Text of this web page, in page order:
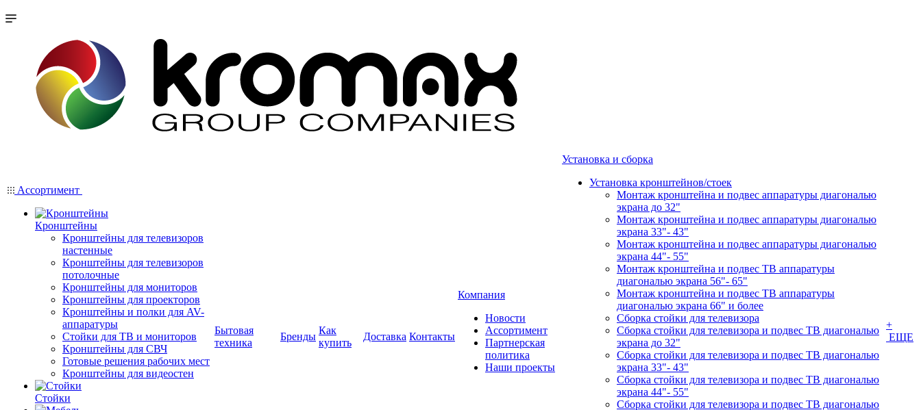
Ассортимент
Кронштейны
Кронштейны для телевизоров
настенные
Кронштейны для телевизоров
потолочные
Кронштейны для мониторов
Кронштейны для проекторов
Кронштейны и полки для AV-
аппаратуры
Стойки для ТВ и мониторов
Кронштейны для СВЧ
Готовые решения рабочих мест
Кронштейны для видеостен
Стойки
Бытовая
техника
Бренды
Как
купить
Доставка Контакты
Компания
Новости
Ассортимент
Партнерская
политика
Наши проекты
Установка и сборка
Установка кронштейнов/стоек
Монтаж кронштейна и подвес аппаратуры диагональю
экрана до 32"
Монтаж кронштейна и подвес аппаратуры диагональю
экрана 33"- 43"
Монтаж кронштейна и подвес аппаратуры диагональю
экрана 44"- 55"
Монтаж кронштейна и подвес ТВ аппаратуры
диагональю экрана 56"- 65"
Монтаж кронштейна и подвес ТВ аппаратуры
диагональю экрана 66" и более
Сборка стойки для телевизора
Сборка стойки для телевизора и подвес ТВ диагональю
экрана до 32"
Сборка стойки для телевизора и подвес ТВ диагональю
экрана 33"- 43"
Сборка стойки для телевизора и подвес ТВ диагональю
экрана 44"- 55"
Сборка стойки для телевизора и подвес ТВ диагональю
+
ЕЩЕ